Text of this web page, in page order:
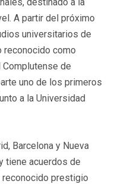
A partir del próximo
universitarios de
reconocido como
de
uno de los primeros
a la Universidad
Barcelona y Nueva
tiene acuerdos de
prestigio